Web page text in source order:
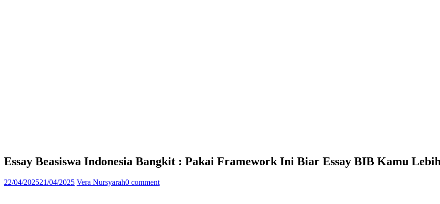
Essay Beasiswa Indonesia Bangkit : Pakai Framework Ini Biar Essay BIB Kamu
22/04/202521/04/2025 Vera Nursyarah0 comment